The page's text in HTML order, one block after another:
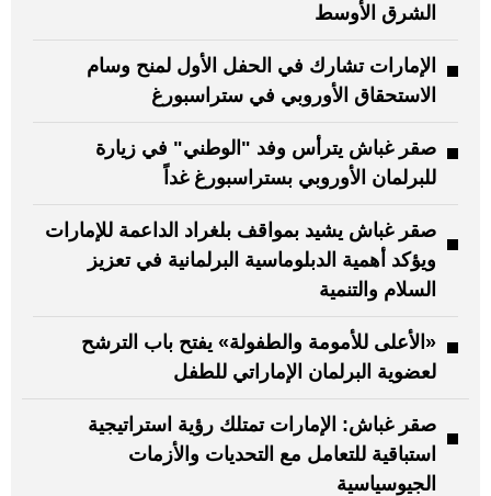
الشرق الأوسط
الإمارات تشارك في الحفل الأول لمنح وسام
الاستحقاق الأوروبي في ستراسبورغ
صقر غباش يترأس وفد "الوطني" في زيارة
للبرلمان الأوروبي بستراسبورغ غداً
صقر غباش يشيد بمواقف بلغراد الداعمة للإمارات
ويؤكد أهمية الدبلوماسية البرلمانية في تعزيز
السلام والتنمية
«الأعلى للأمومة والطفولة» يفتح باب الترشح
لعضوية البرلمان الإماراتي للطفل
صقر غباش: الإمارات تمتلك رؤية استراتيجية
استباقية للتعامل مع التحديات والأزمات
الجيوسياسية